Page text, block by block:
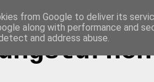
from Google to deliver its
along with performance and
and address abuse.